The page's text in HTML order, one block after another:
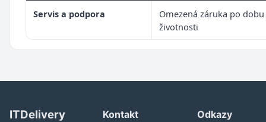
Servis a podpora
Omezená záruka po dobu
životnosti
ITDelivery
Kontakt
Odkazy